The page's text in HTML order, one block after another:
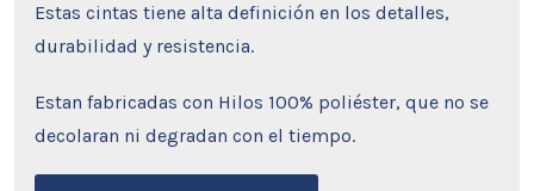
Estas cintas tiene alta definición en los detalles,
durabilidad y resistencia.
Estan fabricadas con Hilos 100% poliéster, que no se
decolaran ni degradan con el tiempo.